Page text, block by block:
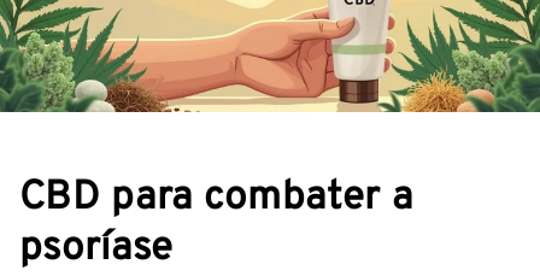
CBD para combater a
psoríase